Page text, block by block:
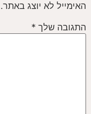
האימייל לא יוצג באתר.
התגובה שלך *